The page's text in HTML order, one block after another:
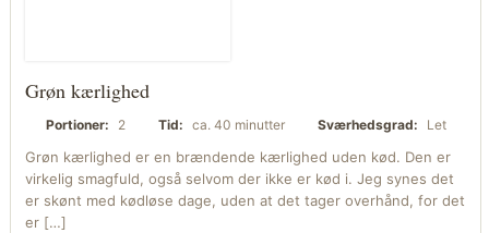
Grøn kærlighed
Portioner: 2 Tid: ca. 40 minutter Sværhedsgrad: Let
Grøn kærlighed er en brændende kærlighed uden kød. Den er
virkelig smagfuld, også selvom der ikke er kød i. Jeg synes det
er skønt med kødløse dage, uden at det tager overhånd, for det
er […]